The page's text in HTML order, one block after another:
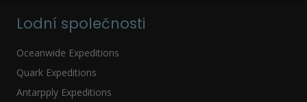
Lodní společnosti
Oceanwide Expeditions
Quark Expeditions
Antarpply Expeditions